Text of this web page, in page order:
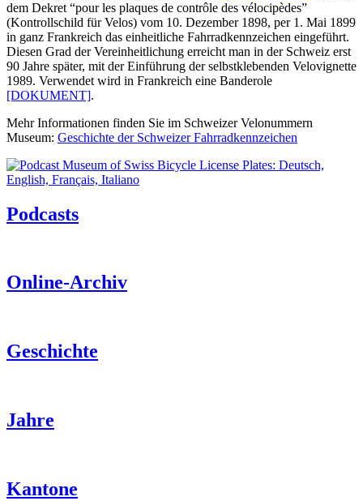
dem Dekret “pour les plaques de contrôle des vélocipèdes”
(Kontrollschild für Velos) vom 10. Dezember 1898, per 1. Mai 1899
in ganz Frankreich das einheitliche Fahrradkennzeichen eingeführt.
Diesen Grad der Vereinheitlichung erreicht man in der Schweiz erst
90 Jahre später, mit der Einführung der selbstklebenden Velovignette
1989. Verwendet wird in Frankreich eine Banderole
[DOKUMENT].
Mehr Informationen finden Sie im Schweizer Velonummern
Museum: Geschichte der Schweizer Fahrradkennzeichen
Podcasts
Online-Archiv
Geschichte
Jahre
Kantone